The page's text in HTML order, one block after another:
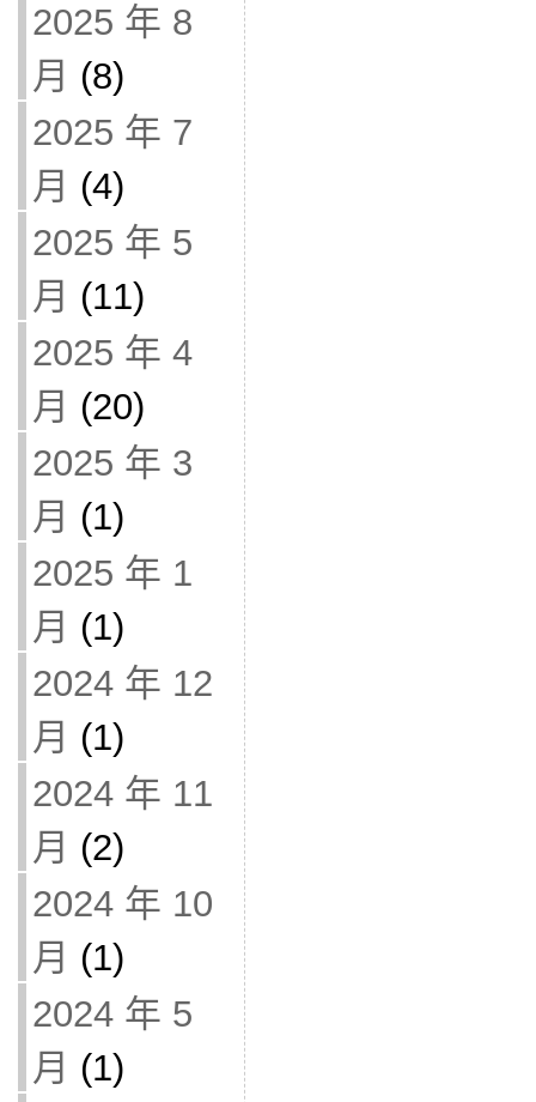
2025 年 8
月 (8)
2025 年 7
月 (4)
2025 年 5
月 (11)
2025 年 4
月 (20)
2025 年 3
月 (1)
2025 年 1
月 (1)
2024 年 12
月 (1)
2024 年 11
月 (2)
2024 年 10
月 (1)
2024 年 5
月 (1)